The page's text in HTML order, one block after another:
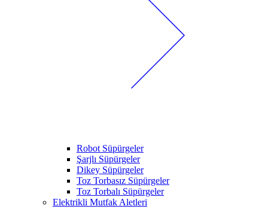
Robot Süpürgeler
Şarjlı Süpürgeler
Dikey Süpürgeler
Toz Torbasız Süpürgeler
Toz Torbalı Süpürgeler
Elektrikli Mutfak Aletleri